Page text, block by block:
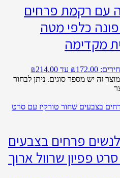
עם רקמת פרחים
קולר פונה כלפי מטה
מקדימה
עד ⁦₪214.00⁩
זה יש מספר סוגים. ניתן לבחור
פרחים בצבעים
פפיון שרוול ארוך